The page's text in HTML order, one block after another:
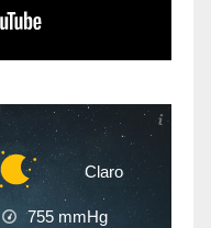
Claro
755 mmHg